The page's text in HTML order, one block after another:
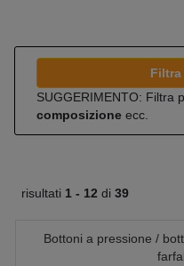
SUGGERIMENTO: Filtra
composizione ecc.
risultati 1 - 12 di 39
Bottoni a pressione /